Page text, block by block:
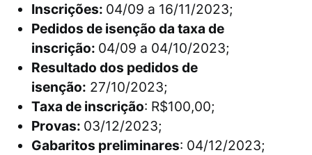
Inscrições: 04/09 a 16/11/2023;
Pedidos de isenção da taxa de
inscrição: 04/09 a 04/10/2023;
Resultado dos pedidos de
isenção: 27/10/2023;
Taxa de inscrição: R$100,00;
Provas: 03/12/2023;
Gabaritos preliminares: 04/12/2023;